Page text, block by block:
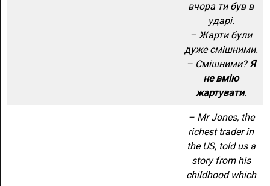
вчора ти був в
ударі.
– Жарти були
дуже смішними.
– Смішними?Я
не вмію
жартувати.
– Mr Jones, the
richest trader in
the US, told us a
story from his
childhood which